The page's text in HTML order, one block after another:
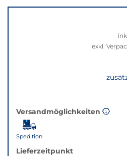
in
zu
exkl.
Versandmöglichkeiten
Spedition
Lieferzeitpunkt